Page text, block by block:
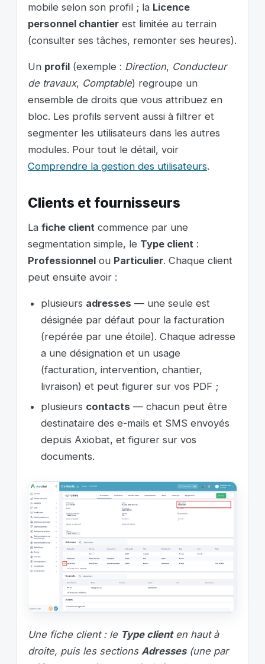
mobile selon son profil ; la Licence
personnel chantier est limitée au terrain
(consulter ses tâches, remonter ses heures).
Un profil (exemple : Direction, Conducteur
de travaux, Comptable) regroupe un
ensemble de droits que vous attribuez en
bloc. Les profils servent aussi à filtrer et
segmenter les utilisateurs dans les autres
modules. Pour tout le détail, voir
Comprendre la gestion des utilisateurs.
Clients et fournisseurs
La fiche client commence par une
segmentation simple, le Type client :
Professionnel ou Particulier. Chaque client
peut ensuite avoir :
plusieurs adresses — une seule est
désignée par défaut pour la facturation
(repérée par une étoile). Chaque adresse
a une désignation et un usage
(facturation, intervention, chantier,
livraison) et peut figurer sur vos PDF ;
plusieurs contacts — chacun peut être
destinataire des e-mails et SMS envoyés
depuis Axiobat, et figurer sur vos
documents.
Une fiche client : le Type clienten haut à
droite, puis les sections Adresses(une par